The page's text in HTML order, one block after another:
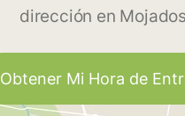
dirección en
Obtener Mi Hora de